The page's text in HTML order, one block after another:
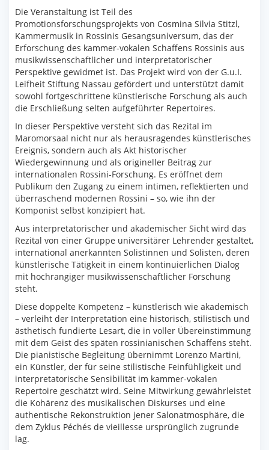
Die Veranstaltung ist Teil des
Promotionsforschungsprojekts von Cosmina Silvia Stitzl,
Kammermusik in Rossinis Gesangsuniversum, das der
Erforschung des kammer-vokalen Schaffens Rossinis aus
musikwissenschaftlicher und interpretatorischer
Perspektive gewidmet ist. Das Projekt wird von der G.u.I.
Leifheit Stiftung Nassau gefördert und unterstützt damit
sowohl fortgeschrittene künstlerische Forschung als auch
die Erschließung selten aufgeführter Repertoires.
In dieser Perspektive versteht sich das Rezital im
Maromorsaal nicht nur als herausragendes künstlerisches
Ereignis, sondern auch als Akt historischer
Wiedergewinnung und als origineller Beitrag zur
internationalen Rossini-Forschung. Es eröffnet dem
Publikum den Zugang zu einem intimen, reflektierten und
überraschend modernen Rossini – so, wie ihn der
Komponist selbst konzipiert hat.
Aus interpretatorischer und akademischer Sicht wird das
Rezital von einer Gruppe universitärer Lehrender gestaltet,
international anerkannten Solistinnen und Solisten, deren
künstlerische Tätigkeit in einem kontinuierlichen Dialog
mit hochrangiger musikwissenschaftlicher Forschung
steht.
Diese doppelte Kompetenz – künstlerisch wie akademisch
– verleiht der Interpretation eine historisch, stilistisch und
ästhetisch fundierte Lesart, die in voller Übereinstimmung
mit dem Geist des späten rossinianischen Schaffens steht.
Die pianistische Begleitung übernimmt Lorenzo Martini,
ein Künstler, der für seine stilistische Feinfühligkeit und
interpretatorische Sensibilität im kammer-vokalen
Repertoire geschätzt wird. Seine Mitwirkung gewährleistet
die Kohärenz des musikalischen Diskurses und eine
authentische Rekonstruktion jener Salonatmosphäre, die
dem Zyklus Péchés de vieillesse ursprünglich zugrunde
lag.